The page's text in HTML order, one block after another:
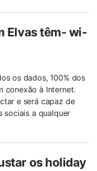
Elvas têm- wi-
os dados, 100% dos
conexão à Internet.
e será capaz de
sociais a qualquer
os holiday